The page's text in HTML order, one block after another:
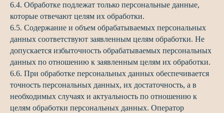
6.4. Обработке подлежат только персональные данные,
которые отвечают целям их обработки.
6.5. Содержание и объем обрабатываемых персональных
данных соответствуют заявленным целям обработки. Не
допускается избыточность обрабатываемых персональных
данных по отношению к заявленным целям их обработки.
6.6. При обработке персональных данных обеспечивается
точность персональных данных, их достаточность, а в
необходимых случаях и актуальность по отношению к
целям обработки персональных данных. Оператор